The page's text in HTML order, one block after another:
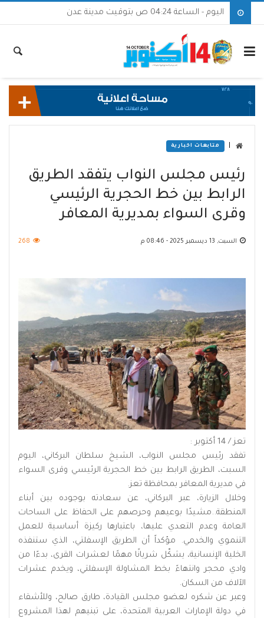
اليوم - الساعة 04:24 ص بتوقيت مدينة عدن
متابعات اخبارية
رئيس مجلس النواب يتفقد الطريق
الرابط بين خط الحجرية الرئيسي
وقرى السواء بمديرية المعافر
السبت, 13 ديسمبر 2025 - 08:46 م 268
تعز / 14 أكتوبر :
تفقد رئيس مجلس النواب، الشيخ سلطان البركاني، اليوم
السبت، الطريق الرابط بين خط الحجرية الرئيسي وقرى السواء
في مديرية المعافر بمحافظة تعز.
وخلال الزيارة، عبر البركاني، عن سعادته بوجوده بين أبناء
المنطقة..مشيدًا بوعيهم وحرصهم على الحفاظ على الساحات
العامة وعدم التعدي عليها، باعتبارها ركيزة أساسية للعمل
التنموي والخدمي. مؤكداً أن الطريق الإسفلتي، الذي ستنفذه
الخلية الإنسانية، يشكّل شريانًا مهمًا لعشرات القرى، بدءًا من
وادي محجر وانتهاءً بخط المشاولة الإسفلتي، ويخدم عشرات
الآلاف من السكان.
وعبر عن شكره لعضو مجلس القيادة، طارق صالح، وللأشقاء
في دولة الإمارات العربية المتحدة، على تبنيهم لهذا المشروع